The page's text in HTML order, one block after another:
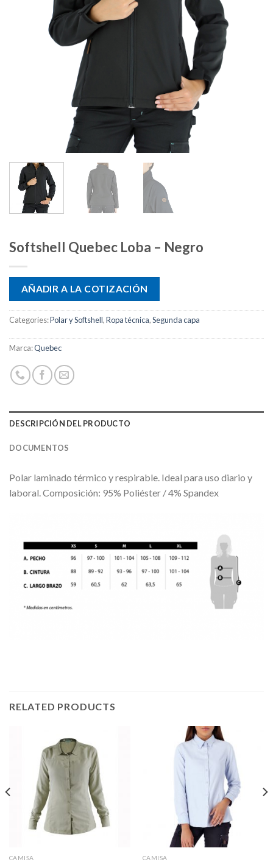
Softshell Quebec Loba – Negro
AÑADIR A LA COTIZACIÓN
Categories:Polar y Softshell,Ropa técnica,Segunda capa
Marca:Quebec
DESCRIPCIÓN DEL PRODUCTO
DOCUMENTOS
Polar laminado térmico y respirable. Ideal para uso diario y
laboral. Composición: 95% Poliéster / 4% Spandex
RELATED PRODUCTS
CAMISA CAMISA